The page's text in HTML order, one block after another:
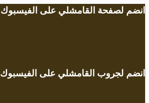
X
انضم لصفحة القامشلي على الفيسبوك
انضم لجروب القامشلي على الفيسبوك